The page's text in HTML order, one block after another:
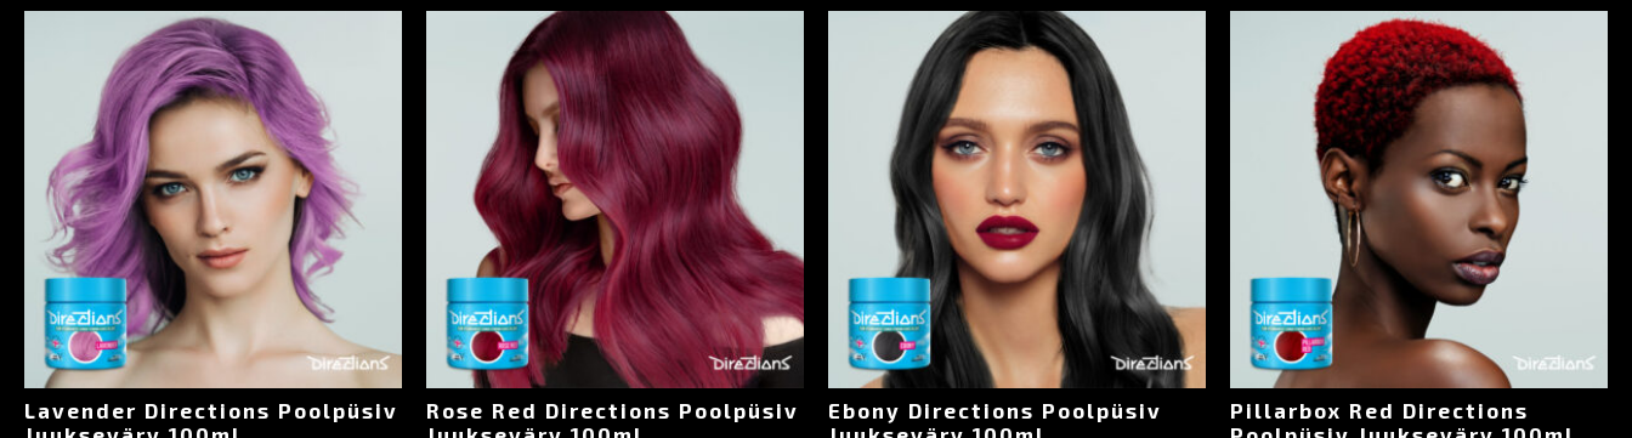
Lavender Directions Poolpüsiv
Rose Red Directions Poolpüsiv
Ebony Directions Poolpüsiv
Pillarbox Red Directions